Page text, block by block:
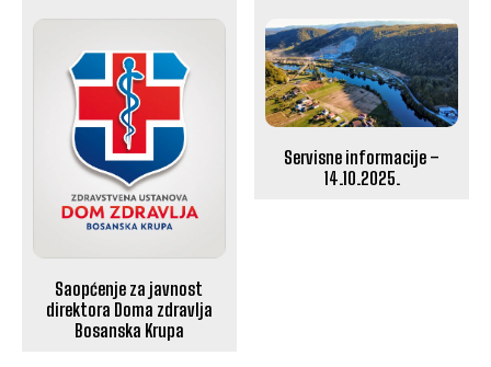
Saopćenje za javnost
direktora Doma zdravlja
Bosanska Krupa
Servisne informacije –
14.10.2025.